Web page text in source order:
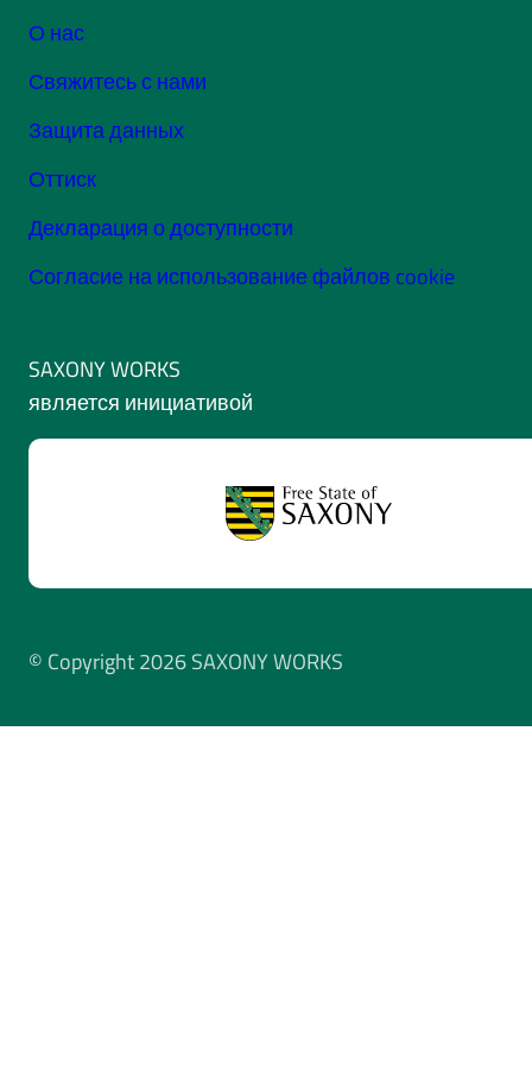
О нас
Свяжитесь с нами
Защита данных
Оттиск
Декларация о доступности
Согласие на использование файлов cookie
SAXONY WORKS
является инициативой
© Copyright 2026 SAXONY WORKS